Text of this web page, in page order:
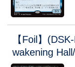
【Foil】
wakening